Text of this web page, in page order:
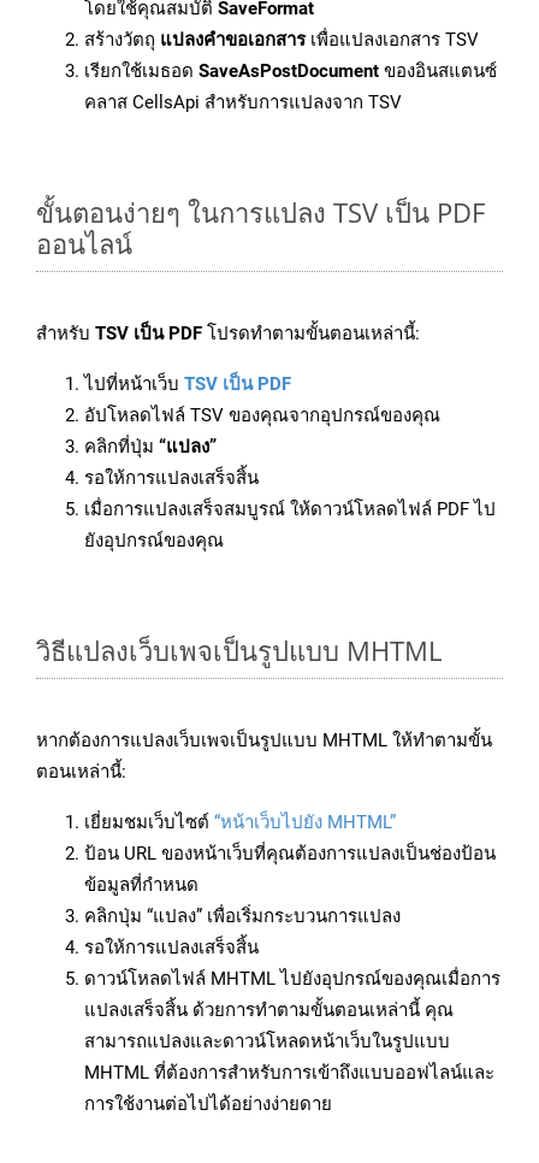
โดยใช้คุณสมบัติ SaveFormat
สร้างวัตถุ แปลงคำขอเอกสารเพื่อแปลงเอกสาร TSV
เรียกใช้เมธอด SaveAsPostDocument ของอินสแตนซ์
คลาส CellsApi สำหรับการแปลงจาก TSV
ขั้นตอนง่ายๆ ในการแปลง TSV เป็น PDF
ออนไลน์
สำหรับ TSV เป็น PDF โปรดทำตามขั้นตอนเหล่านี้:
ไปที่หน้าเว็บ TSV เป็น PDF
อัปโหลดไฟล์ TSV ของคุณจากอุปกรณ์ของคุณ
คลิกที่ปุ่ม “แปลง”
รอให้การแปลงเสร็จสิ้น
เมื่อการแปลงเสร็จสมบูรณ์ ให้ดาวน์โหลดไฟล์ PDF ไป
ยังอุปกรณ์ของคุณ
วิธีแปลงเว็บเพจเป็นรูปแบบ MHTML
หากต้องการแปลงเว็บเพจเป็นรูปแบบ MHTML ให้ทำตามขั้น
ตอนเหล่านี้:
เยี่ยมชมเว็บไซต์ “หน้าเว็บไปยัง MHTML”
ป้อน URL ของหน้าเว็บที่คุณต้องการแปลงเป็นช่องป้อน
ข้อมูลที่กำหนด
คลิกปุ่ม “แปลง” เพื่อเริ่มกระบวนการแปลง
รอให้การแปลงเสร็จสิ้น
ดาวน์โหลดไฟล์ MHTML ไปยังอุปกรณ์ของคุณเมื่อการ
แปลงเสร็จสิ้น ด้วยการทำตามขั้นตอนเหล่านี้ คุณ
สามารถแปลงและดาวน์โหลดหน้าเว็บในรูปแบบ
MHTML ที่ต้องการสำหรับการเข้าถึงแบบออฟไลน์และ
การใช้งานต่อไปได้อย่างง่ายดาย